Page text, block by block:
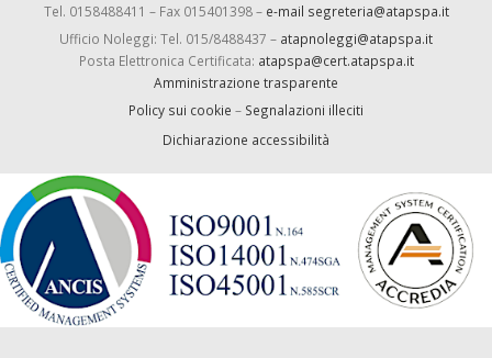
Tel. 0158488411 – Fax 015401398 – e-mail segreteria@atapspa.it
Ufficio Noleggi: Tel. 015/8488437 – atapnoleggi@atapspa.it
Posta Elettronica Certificata: atapspa@cert.atapspa.it
Amministrazione trasparente
Policy sui cookie – Segnalazioni illeciti
Dichiarazione accessibilità